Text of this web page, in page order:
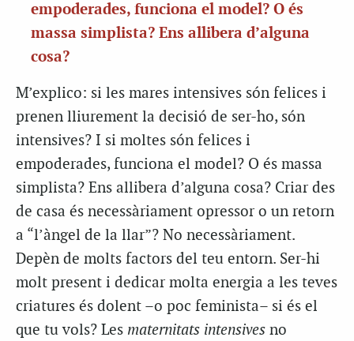
empoderades, funciona el model? O és
massa simplista? Ens allibera d’alguna
cosa?
M’explico: si les mares intensives són felices i
prenen lliurement la decisió de ser-ho, són
intensives? I si moltes són felices i
empoderades, funciona el model? O és massa
simplista? Ens allibera d’alguna cosa? Criar des
de casa és necessàriament opressor o un retorn
a “l’àngel de la llar”? No necessàriament.
Depèn de molts factors del teu entorn. Ser-hi
molt present i dedicar molta energia a les teves
criatures és dolent –o poc feminista– si és el
que tu vols? Les maternitats intensives no